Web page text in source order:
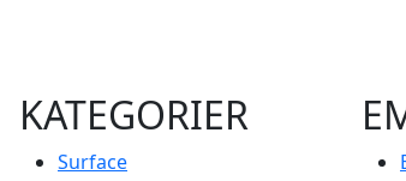
KATEGORIER
Surface